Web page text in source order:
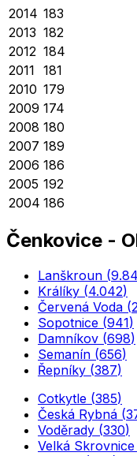
2014 183
2013 182
2012 184
2011 181
2010 179
2009 174
2008 180
2007 189
2006 186
2005 192
2004 186
Čenkovice -
Lanškroun (
Králíky (4.042)
Červená Voda (
Sopotnice (941)
Damníkov (698)
Semanín (656)
Řepníky (387)
Cotkytle (385)
Česká Rybná (
Voděrady (330)
Velká Skrovnice